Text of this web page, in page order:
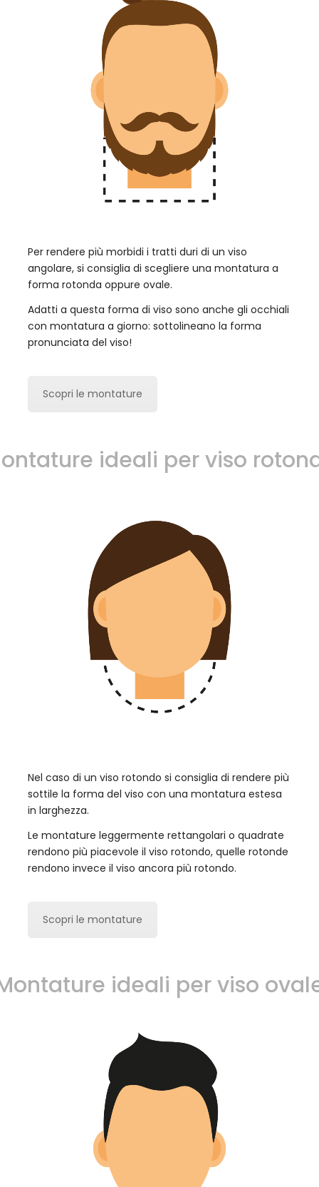
Per rendere più morbidi i tratti duri di un viso
angolare, si consiglia di scegliere una montatura a
forma rotonda oppure ovale.
Adatti a questa forma di viso sono anche gli occhiali
con montatura a giorno: sottolineano la forma
pronunciata del viso!
Scopri le montature
ideali per viso
Nel caso di un viso rotondo si consiglia di rendere più
sottile la forma del viso con una montatura estesa
in larghezza.
Le montature leggermente rettangolari o quadrate
rendono più piacevole il viso rotondo, quelle rotonde
rendono invece il viso ancora più rotondo.
Scopri le montature
ideali per viso